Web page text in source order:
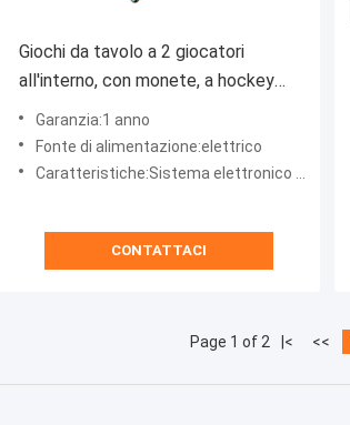
Giochi da tavolo a 2 giocatori
all'interno, con monete, a hockey
d'aria, con macchine, giochi didattici
Garanzia:1 anno
Fonte di alimentazione:elettrico
Caratteristiche:Sistema elettronico di punteggio
CONTATTACI
Page 1 of 2 |< <<